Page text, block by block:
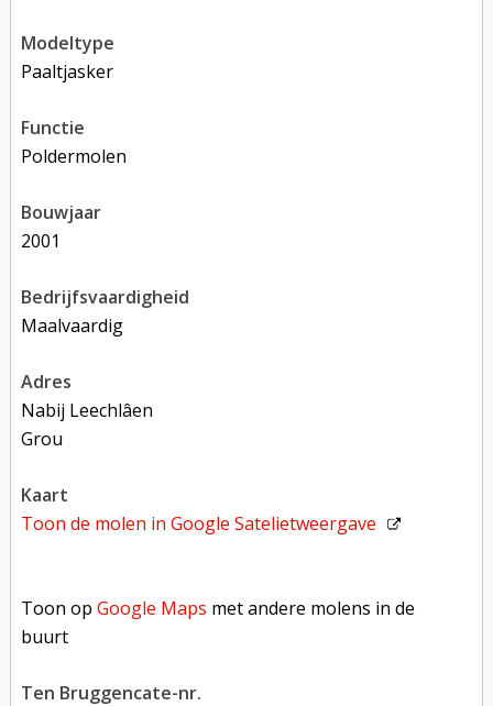
modeltype
paaltjasker
functie
poldermolen
bouwjaar
2001
bedrijfsvaardigheid
Maalvaardig
adres
Nabij Leechlâen
Grou
kaart
Toon de molen inGoogle Satelietweergave
Toon opGoogle Maps met andere molens in de
buurt
Ten Bruggencate-nr.